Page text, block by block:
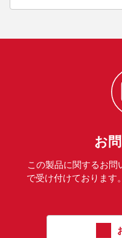
お
この製品に関するお問
で受け付けております